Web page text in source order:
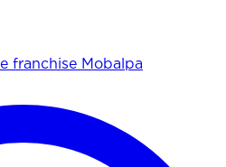
franchise Mobalpa